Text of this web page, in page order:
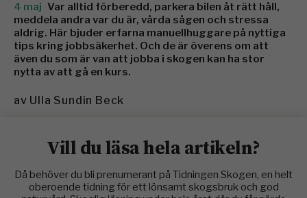
4 maj Var alltid förberedd, parkera bilen åt rätt håll,
meddela andra var du är, vårda sågen och stressa
aldrig. Här bjuder erfarna manuellhuggare på nyttiga
tips kring jobbsäkerhet. Och de är överens om att
även du som är van att jobba i skogen kan ha stor
nytta av att gå en kurs.
av Ulla Sundin Beck
Vill du läsa hela artikeln?
Då behöver du bli prenumerant på Tidningen Skogen, en helt
oberoende tidning för ett lönsamt skogsbruk och god